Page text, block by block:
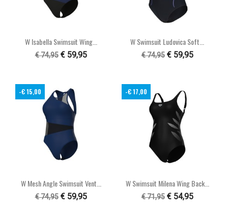
W Isabella Swimsuit Wing...
€ 74,95 € 59,95
W Swimsuit Ludovica Soft...
€ 74,95 € 59,95
W Mesh Angle Swimsuit Vent...
€ 74,95 € 59,95
-€ 15,00
W Swimsuit Milena Wing Back...
€ 71,95 € 54,95
-€ 17,00